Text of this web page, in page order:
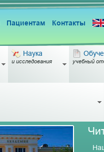
Пациентам Контакты
Наука
и исследования учебный